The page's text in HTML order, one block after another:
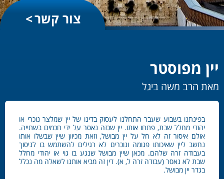
צור קשר
יין מפוסטר
מאת הרב משה ביגל
בפינתנו בשבוע שעבר התחלנו לעסוק בדינו של יין שמלצר נוכרי או
יהודי מחלל שבת, פתחו אותו. יין שכזה נאסר על ידי חכמים בשתייה.
אולם איסור זה לא חל על יין מבושל, וזאת מכיוון שיין שבשלו אותו
נחשב ליין שאיכותו פגומה ונוכרים לא רגילים להשתמש בו לניסוך
בעבודה זרה שלהם. מכאן שיין מבושל שנגע בו גוי או יהודי מחלל
שבת לא נאסר (עבודה זרה ל, א). דין זה מביא אותנו לשאלה מה נכלל
בגדר יין מבושל.